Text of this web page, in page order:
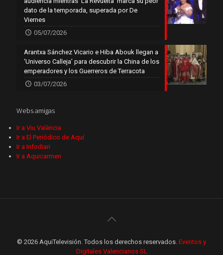
dato de la temporada, superada por De
Viernes
05/07/2026
Arantxa Sánchez Vicario e Hiba Abouk llegan a
‘Universo Calleja’ para descubrir la China de los
emperadores y los Guerreros de Terracota
03/07/2026
Webs amigas
Ir a Viu València
Ir a El Periódico de Aquí
Ir a Infodiari
Ir a Aquicarmen
© 2026 AquiTelevisión. Todos los derechos reservados. Eventos y
Digitales Valencianos SL